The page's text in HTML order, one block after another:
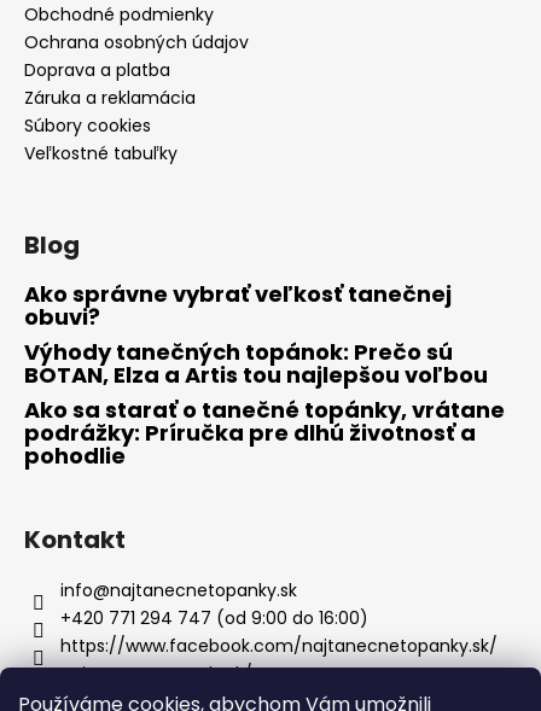
Používáme cookies, abychom Vám umožnili
Obchodné podmienky
Ochrana osobných údajov
Doprava a platba
Záruka a reklamácia
Súbory cookies
Veľkostné tabuľky
Blog
Ako správne vybrať veľkosť tanečnej
obuvi?
Výhody tanečných topánok: Prečo sú
BOTAN, Elza a Artis tou najlepšou voľbou
Ako sa starať o tanečné topánky, vrátane
podrážky: Príručka pre dlhú životnosť a
pohodlie
Kontakt
info@najtanecnetopanky.sk
+420 771 294 747 (od 9:00 do 16:00)
https://www.facebook.com/najtanecnetopanky.sk/
najtanecnetopankysk/